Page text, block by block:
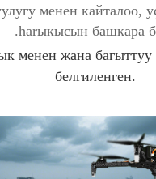
менен кайталоо,
.harыкысын башкара
менен жана багыттуу
белгиленген.​